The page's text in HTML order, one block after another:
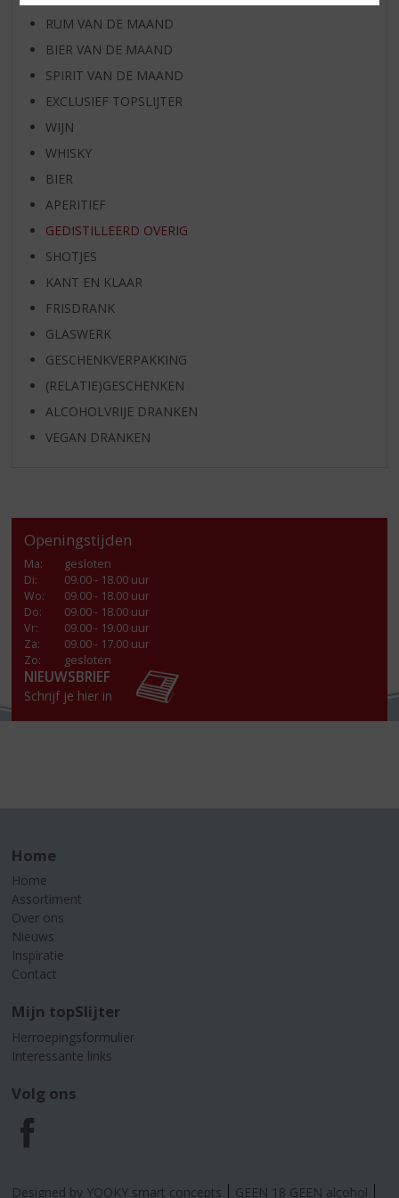
RUM VAN DE MAAND
BIER VAN DE MAAND
SPIRIT VAN DE MAAND
EXCLUSIEF TOPSLIJTER
WIJN
WHISKY
BIER
APERITIEF
GEDISTILLEERD OVERIG
SHOTJES
KANT EN KLAAR
FRISDRANK
GLASWERK
GESCHENKVERPAKKING
(RELATIE)GESCHENKEN
ALCOHOLVRIJE DRANKEN
VEGAN DRANKEN
Openingstijden
Ma:
gesloten
Di:
09.00 - 18.00 uur
Wo:
09.00 - 18.00 uur
Do:
09.00 - 18.00 uur
Vr:
09.00 - 19.00 uur
Za:
09.00 - 17.00 uur
Zo:
gesloten
NIEUWSBRIEF
Schrijf je hier in
Home
Home
Assortiment
Over ons
Nieuws
Inspiratie
Contact
Mijn topSlijter
Herroepingsformulier
Interessante links
Volg ons
F
a
Designed by YOOKY smart concepts GEEN 18 GEEN alcohol